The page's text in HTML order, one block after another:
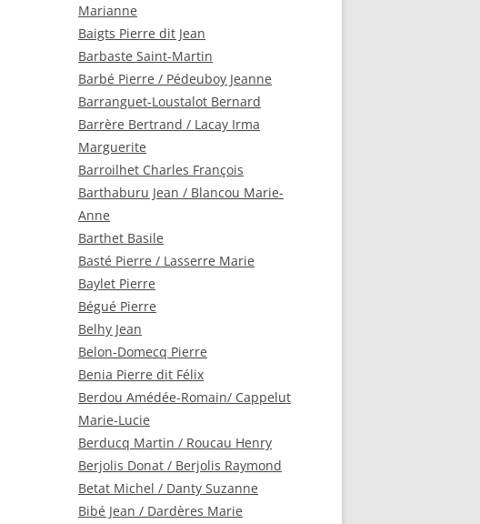
Marianne
Baigts Pierre dit Jean
Barbaste Saint-Martin
Barbé Pierre / Pédeuboy Jeanne
Barranguet-Loustalot Bernard
Barrère Bertrand / Lacay Irma
Marguerite
Barroilhet Charles François
Barthaburu Jean / Blancou Marie-
Anne
Barthet Basile
Basté Pierre / Lasserre Marie
Baylet Pierre
Bégué Pierre
Belhy Jean
Belon-Domecq Pierre
Benia Pierre dit Félix
Berdou Amédée-Romain/ Cappelut
Marie-Lucie
Berducq Martin / Roucau Henry
Berjolis Donat / Berjolis Raymond
Betat Michel / Danty Suzanne
Bibé Jean / Dardères Marie